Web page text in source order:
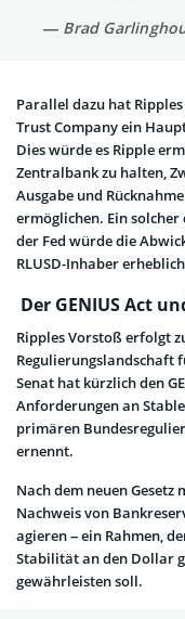
— Brad
Parallel dazu hat
Trust Company ein
Dies würde es Ripple
Zentralbank zu halten,
Ausgabe und
ermöglichen. Ein
der Fed würde die
RLUSD-Inhaber
Der GENIUS Act
Ripples Vorstoß erfolgt
Regulierungslandschaft
Senat hat kürzlich den
Anforderungen an
primären
ernennt.
Nach dem neuen
Nachweis von
agieren – ein Rahmen,
Stabilität an den Dollar
gewährleisten soll.